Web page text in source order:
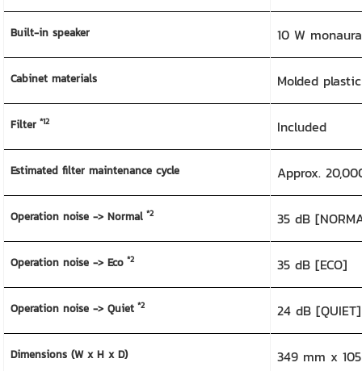
Built-in speaker 10 W
Cabinet materials Molded plastic
Filter *12 Included
Estimated filter maintenance cycle Approx.
Operation noise -> Normal *2 35 dB
Operation noise -> Eco *2 35 dB [ECO]
Operation noise -> Quiet *2 24 dB [QUIET]
Dimensions (W x H x D) 349 mm x